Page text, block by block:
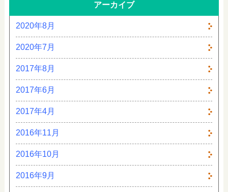
アーカイブ
2020年8月
2020年7月
2017年8月
2017年6月
2017年4月
2016年11月
2016年10月
2016年9月